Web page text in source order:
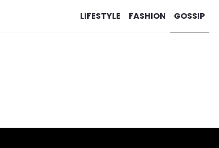
LIFESTYLE FASHION GOSSIP